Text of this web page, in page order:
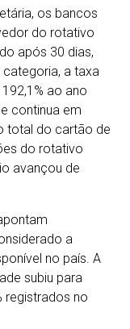
os bancos
do rotativo
após 30 dias,
a taxa
ao ano
continua em
total do cartão de
do rotativo
avançou de
a
no país. A
subiu para
registrados no